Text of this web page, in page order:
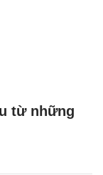
từ những